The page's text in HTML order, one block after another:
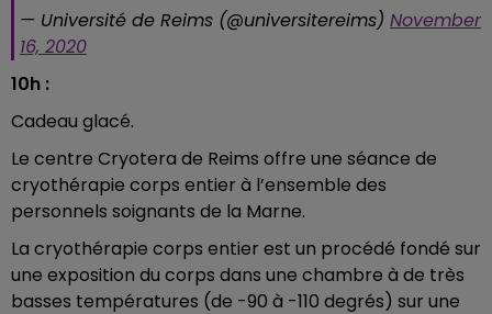
— Université de Reims (@universitereims) November
16, 2020
10h :
Cadeau glacé.
Le centre Cryotera de Reims offre une séance de
cryothérapie corps entier à l’ensemble des
personnels soignants de la Marne.
La cryothérapie corps entier est un procédé fondé sur
une exposition du corps dans une chambre à de très
basses températures (de -90 à -110 degrés) sur une